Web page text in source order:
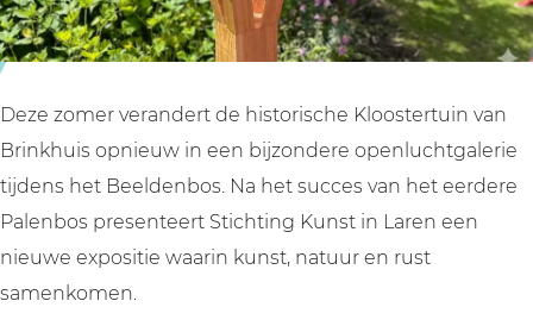
s s
Deze zomer verandert de historische Kloostertuin van
Brinkhuis opnieuw in een bijzondere openluchtgalerie
tijdens het Beeldenbos. Na het succes van het eerdere
Palenbos presenteert Stichting Kunst in Laren een
nieuwe expositie waarin kunst, natuur en rust
samenkomen.